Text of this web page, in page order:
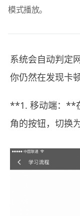
模式播放。
系统会自动判定
你仍然在发现卡
**1. 移动端：**
角的按钮，切换